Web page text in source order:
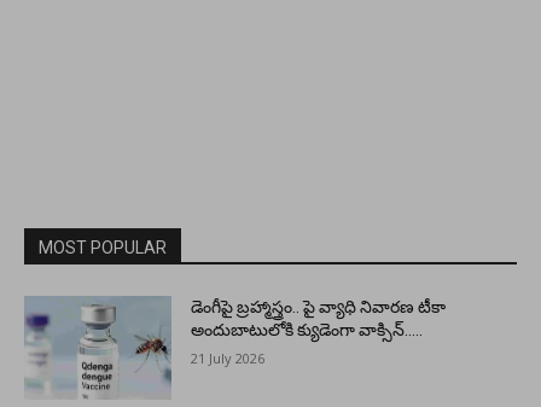
MOST POPULAR
డెంగీపై బ్రహ్మాస్త్రం.. పై వ్యాధి నివారణ టీకా
అందుబాటులోకి క్యుడెంగా వాక్సిన్…..
21 July 2026